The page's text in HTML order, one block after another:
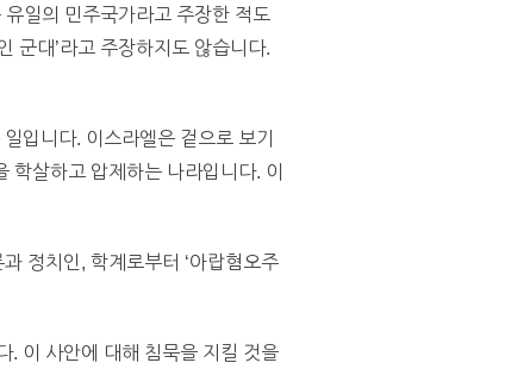
일의 민주국가라고 주장한 적도
군대’라고 주장하지도 않습니다.
입니다. 이스라엘은 겉으로 보기
살하고 압제하는 나라입니다. 이
정치인, 학계로부터 ‘아랍혐오주
. 이 사안에 대해 침묵을 지킬 것을